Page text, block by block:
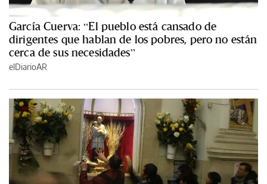
García Cuerva: “El pueblo está cansado de
dirigentes que hablan de los pobres, pero no están
cerca de sus necesidades”
elDiarioAR